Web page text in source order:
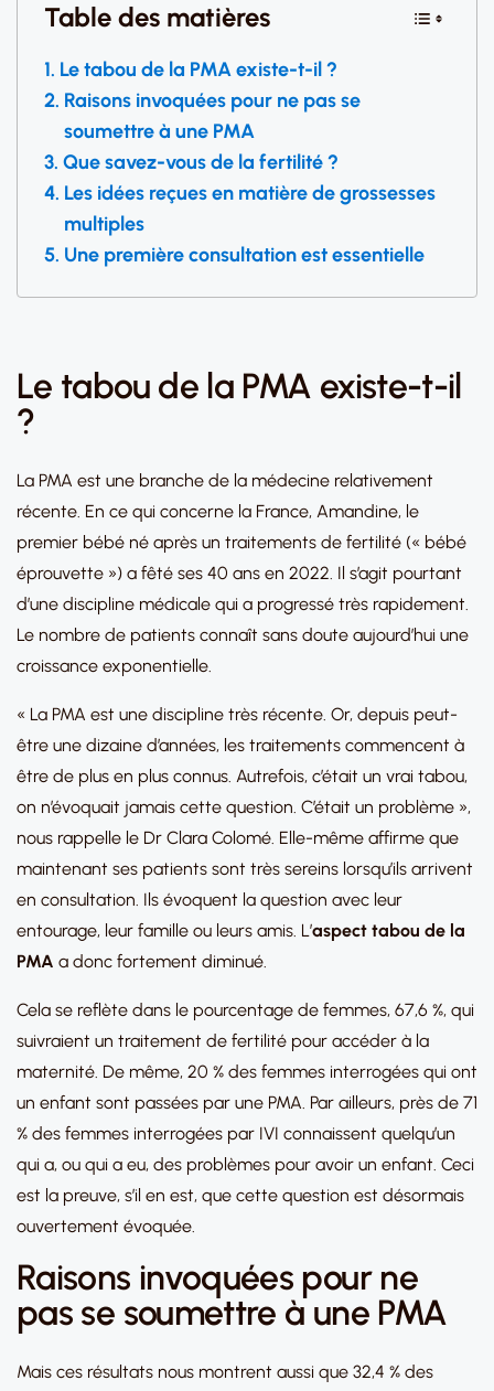
Table des matières
Le tabou de la PMA existe-t-il ?
Raisons invoquées pour ne pas se
soumettre à une PMA
Que savez-vous de la fertilité ?
Les idées reçues en matière de grossesses
multiples
Une première consultation est essentielle
Le tabou de la PMA existe-t-il
?
La PMA est une branche de la médecine relativement
récente. En ce qui concerne la France, Amandine, le
premier bébé né après un traitements de fertilité (« bébé
éprouvette ») a fêté ses 40 ans en 2022. Il s’agit pourtant
d’une discipline médicale qui a progressé très rapidement.
Le nombre de patients connaît sans doute aujourd’hui une
croissance exponentielle.
« La PMA est une discipline très récente. Or, depuis peut-
être une dizaine d’années, les traitements commencent à
être de plus en plus connus. Autrefois, c’était un vrai tabou,
on n’évoquait jamais cette question. C’était un problème »,
nous rappelle le Dr Clara Colomé. Elle-même affirme que
maintenant ses patients sont très sereins lorsqu’ils arrivent
en consultation. Ils évoquent la question avec leur
entourage, leur famille ou leurs amis. L’aspect tabou de la
PMA a donc fortement diminué.
Cela se reflète dans le pourcentage de femmes, 67,6 %, qui
suivraient un traitement de fertilité pour accéder à la
maternité. De même, 20 % des femmes interrogées qui ont
un enfant sont passées par une PMA. Par ailleurs, près de 71
% des femmes interrogées par IVI connaissent quelqu’un
qui a, ou qui a eu, des problèmes pour avoir un enfant. Ceci
est la preuve, s’il en est, que cette question est désormais
ouvertement évoquée.
Raisons invoquées pour ne
pas se soumettre à une PMA
Mais ces résultats nous montrent aussi que 32,4 % des